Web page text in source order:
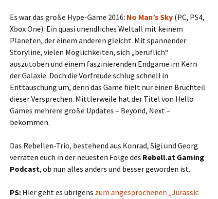
Es war das große Hype-Game 2016: No Man’s Sky (PC, PS4,
Xbox One). Ein quasi unendliches Weltall mit keinem
Planeten, der einem anderen gleicht. Mit spannender
Storyline, vielen Möglichkeiten, sich „beruflich“
auszutoben und einem faszinierenden Endgame im Kern
der Galaxie. Doch die Vorfreude schlug schnell in
Enttäuschung um, denn das Game hielt nur einen Bruchteil
dieser Versprechen. Mittlerweile hat der Titel von Hello
Games mehrere große Updates – Beyond, Next –
bekommen.
Das Rebellen-Trio, bestehend aus Konrad, Sigi und Georg
verraten euch in der neuesten Folge des Rebell.at Gaming
Podcast, ob nun alles anders und besser geworden ist.
PS: Hier geht es übrigens zum angesprochenen „Jurassic